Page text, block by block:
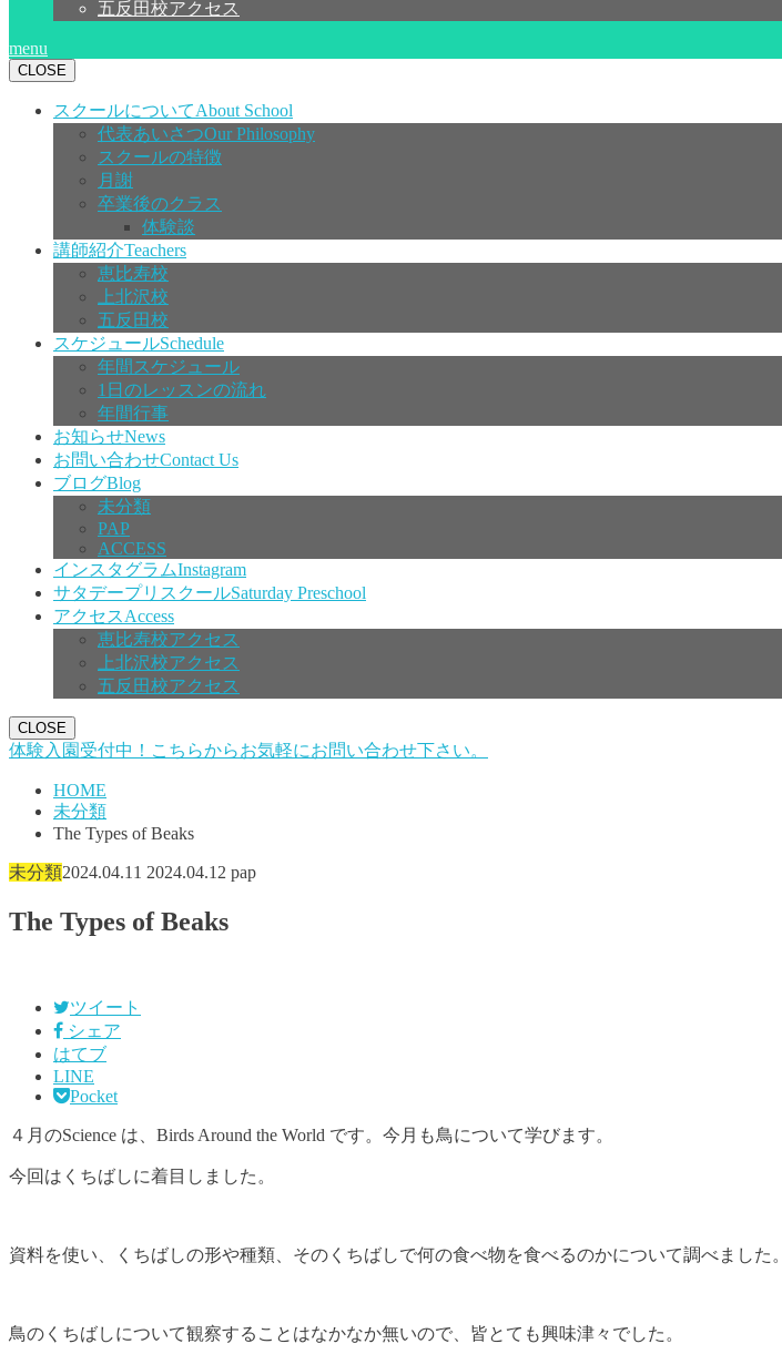
五反田校アクセス
menu
CLOSE
スクールについてAbout School
代表あいさつOur Philosophy
スクールの特徴
月謝
卒業後のクラス
体験談
講師紹介Teachers
恵比寿校
上北沢校
五反田校
スケジュールSchedule
年間スケジュール
1日のレッスンの流れ
年間行事
お知らせNews
お問い合わせContact Us
ブログBlog
未分類
PAP
ACCESS
インスタグラムInstagram
サタデープリスクールSaturday Preschool
アクセスAccess
恵比寿校アクセス
上北沢校アクセス
五反田校アクセス
CLOSE
体験入園受付中！こちらからお気軽にお問い合わせ下さい。
HOME
未分類
The Types of Beaks
未分類2024.04.11 2024.04.12 pap
The Types of Beaks
ツイート
シェア
はてブ
LINE
Pocket
４月のScience は、Birds Around the World です。今月も鳥について学びます。
今回はくちばしに着目しました。
資料を使い、くちばしの形や種類、そのくちばしで何の食べ物を食べるのかについて調べました。
鳥のくちばしについて観察することはなかなか無いので、皆とても興味津々でした。